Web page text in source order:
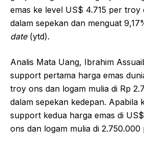
emas ke level US$ 4.715 per troy
dalam sepekan dan menguat
date(ytd).
Analis Mata Uang, Ibrahim
support pertama harga emas
troy ons dan logam mulia di Rp
dalam sepekan kedepan. Apabila
support kedua harga emas di
ons dan logam mulia di 2.750.000